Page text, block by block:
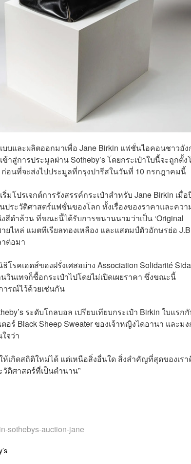
บบและผลิตออกมาเพื่อ Jane Birkin แฟชั่นไอคอนชาวอั
สู่การประมูลผ่าน Sotheby’s โดยกระเป๋าใบนี้จะถูกตั้ง
ก่อนที่จะส่งไปประมูลที่กรุงปารีสในวันที่ 10 กรกฎาคมนี้
มโปรเจกต์การรังสรรค์กระเป๋าสำหรับ Jane Birkin เมื่อ
ระวัติศาสตร์แฟชั่นของโลก ทั้งเรื่องของราคาและควา
สีดำล้วน ที่ขณะนี้ได้รับการขนานนามว่าเป็น ‘Original
ยไหล่ แมตทีเรียลทองเหลือง และแสตมป์ตัวอักษรย่อ
ต่อมา
รคเอดส์ของฝรั่งเศสอย่าง Association Solidarité Sida
วินเทจก็ซื้อกระเป๋าไปโดยไม่เปิดเผยราคา ซึ่งขณะนี้
ารณ์ไว้ด้วยเช่นกัน
ระดับโกลบอล เปรียบเทียบกระเป๋า Birkin ใบแรก
อร์ Black Sheep Sweater ของเจ้าหญิงไดอานา และม
จว่า
ห้เกิดสถิติใหม่ได้ แต่เหนือสิ่งอื่นใด สิ่งสำคัญที่สุดของเร
ติศาสตร์ที่เป็นตำนาน”
sothebys-auction-jane